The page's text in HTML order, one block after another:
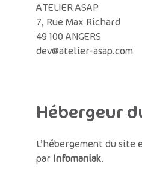
ATELIER ASAP
7, Rue Max Richard
49100 ANGERS
dev@atelier-asap.com
Hébergeur
L’hébergement du site
par Infomaniak.